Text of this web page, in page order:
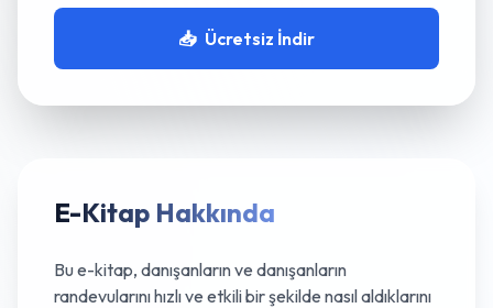
📥 Ücretsiz İndir
E-Kitap Hakkında
Bu e-kitap, danışanların ve danışanların
randevularını hızlı ve etkili bir şekilde nasıl aldıklarını